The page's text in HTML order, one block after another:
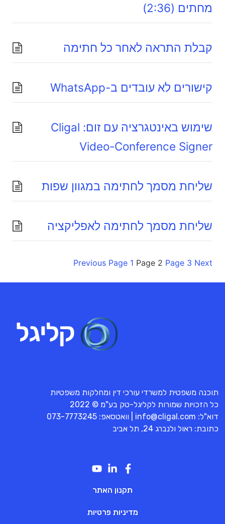
מחתים (2:36)
קבלת התראה לאחר כל חתימה
קישורים לא עובדים ב-WhatsApp
שימוש באינטגרציה עם זום: Cligal
Video-Conference Signer
שליחת מסמך לחתימה במגוון שפות
שליחת מסמך לחתימה לאפליקציה
Previous Page 1 Page 2 Page 3 Next
תוכנה משפטית למשרדי עורכי דין ומחלקות משפטיות
כל הזכויות שמורות לקליגל-טק בע"מ © 2022
דוא"ל: info@cligal.com | וואטסאפ: 073-7773245
כתובת: ראול ולנברג 24, תל אביב
תקנון האתר
מדיניות פרטיות